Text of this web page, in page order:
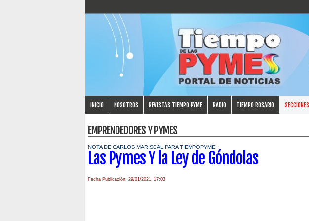
INICIO NOSOTROS REVISTAS TIEMPO PYME RADIO TIEMPO ROSARIO SECCIONES
EMPRENDEDORES Y PYMES
NOTA DE CARLOS MARISCAL PARA TIEMPOPYME
Las Pymes Y la Ley de Góndolas
Fecha Publicación: 29/01/2021 17:03